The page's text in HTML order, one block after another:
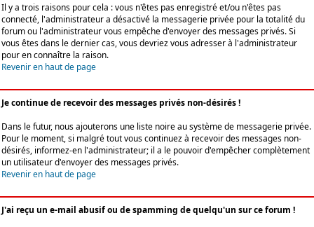
Il y a trois raisons pour cela : vous n'êtes pas enregistré et/ou n'êtes pas
connecté, l'administrateur a désactivé la messagerie privée pour la totalité du
forum ou l'administrateur vous empêche d'envoyer des messages privés. Si
vous êtes dans le dernier cas, vous devriez vous adresser à l'administrateur
pour en connaître la raison.
Revenir en haut de page
Je continue de recevoir des messages privés non-désirés !
Dans le futur, nous ajouterons une liste noire au système de messagerie privée.
Pour le moment, si malgré tout vous continuez à recevoir des messages non-
désirés, informez-en l'administrateur; il a le pouvoir d'empêcher complètement
un utilisateur d'envoyer des messages privés.
Revenir en haut de page
J'ai reçu un e-mail abusif ou de spamming de quelqu'un sur ce forum !